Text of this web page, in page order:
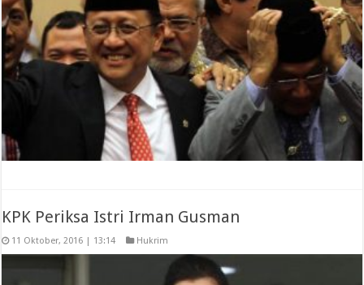
KPK Periksa Istri Irman Gusman
11 Oktober, 2016 | 13:14 Hukrim